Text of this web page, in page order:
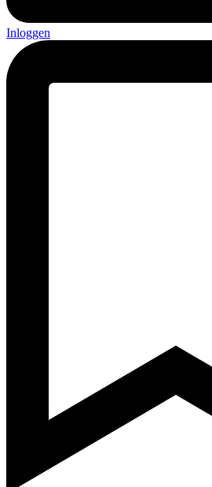
Inloggen